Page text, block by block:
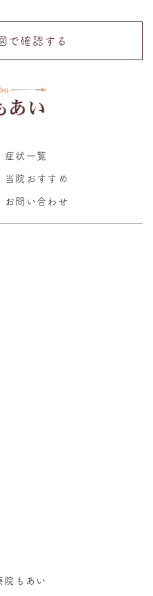
で確認する
症状一覧
当院おすすめ
お問い合わせ
もあい